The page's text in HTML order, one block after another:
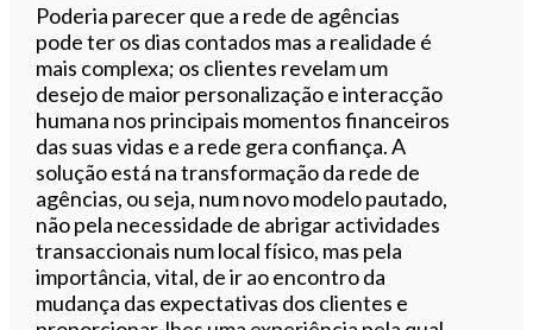
Poderia parecer que a rede de agências
pode ter os dias contados mas a realidade é
mais complexa; os clientes revelam um
desejo de maior personalização e interacção
humana nos principais momentos financeiros
das suas vidas e a rede gera confiança. A
solução está na transformação da rede de
agências, ou seja, num novo modelo pautado,
não pela necessidade de abrigar actividades
transaccionais num local físico, mas pela
importância, vital, de ir ao encontro da
mudança das expectativas dos clientes e